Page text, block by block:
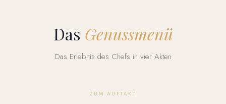
Das Genussmenü
Das Erlebnis des Chefs in vier Akten
ZUM AUFTAKT